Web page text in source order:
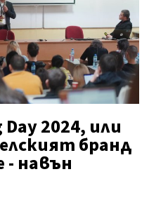
2024, или
бранд
- навън